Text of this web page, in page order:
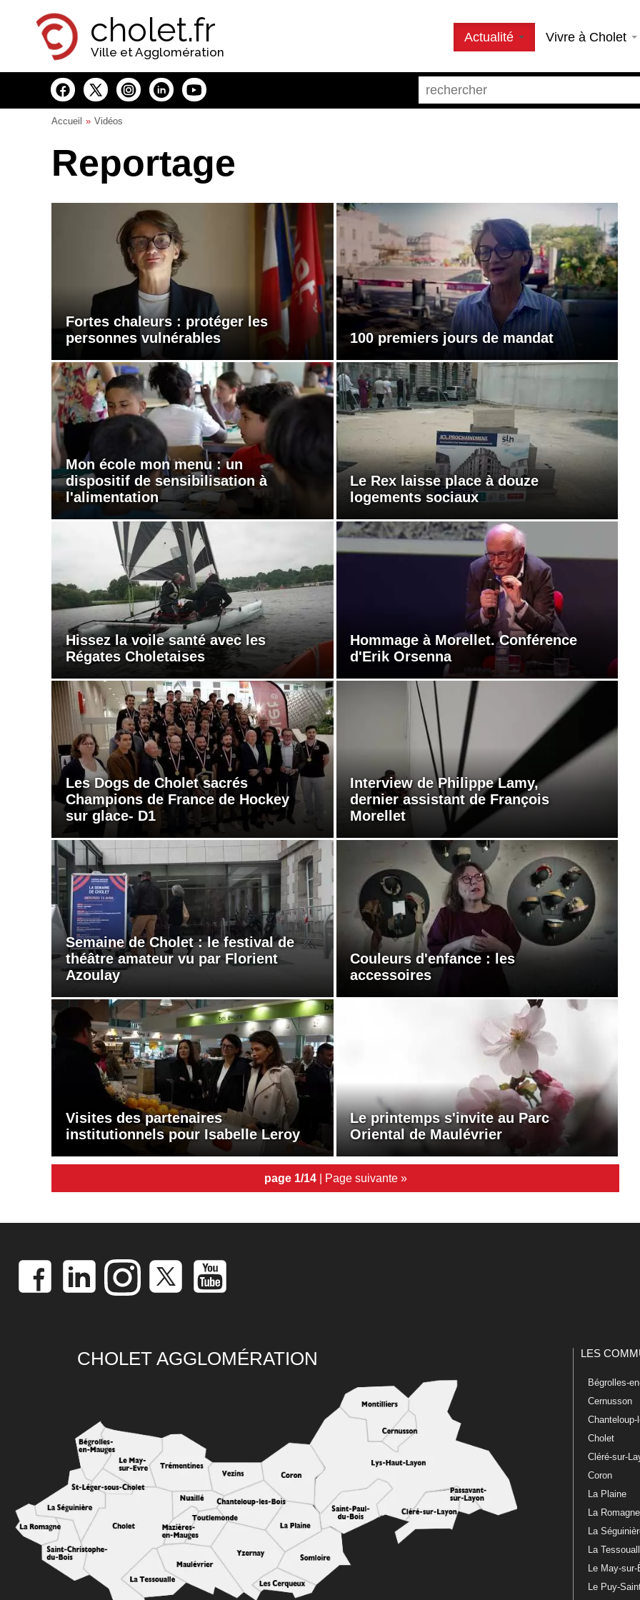
cholet.fr
Ville et Agglomération
Actualité Vivre à Cholet
Accueil Vidéos
Reportage
Fortes chaleurs : protéger les
personnes vulnérables
100 premiers jours de mandat
Mon école mon menu : un
dispositif de sensibilisation à
l'alimentation
Le Rex laisse place à douze
logements sociaux
Hissez la voile santé avec les
Régates Choletaises
Hommage à Morellet. Conférence
d'Erik Orsenna
Les Dogs de Cholet sacrés
Champions de France de Hockey
sur glace- D1
Interview de Philippe Lamy,
dernier assistant de François
Morellet
Semaine de Cholet : le festival de
théâtre amateur vu par Florient
Azoulay
Couleurs d'enfance : les
accessoires
Visites des partenaires
institutionnels pour Isabelle Leroy
Le printemps s'invite au Parc
Oriental de Maulévrier
page 1/14| Page suivante »
CHOLET AGGLOMÉRATION LES
Bégrolles-
Cernusson
Chanteloup-
Cholet
Cléré-sur-
Coron
La Plaine
La Romagne
La
La
Le May-sur-
Le Puy-